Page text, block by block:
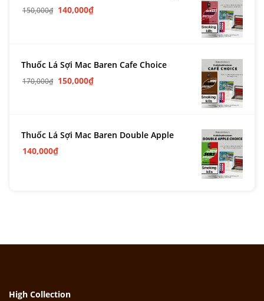
150,000₫ 140,000₫
Thuốc Lá Sợi Mac Baren Cafe Choice
170,000₫ 150,000₫
Thuốc Lá Sợi Mac Baren Double Apple
140,000₫
High Collection